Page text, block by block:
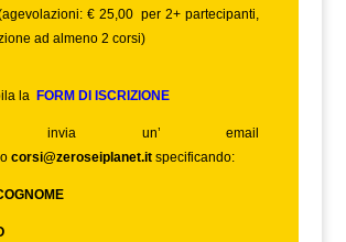
€ 25,00 per 2+ partecipanti,
ad almeno 2 corsi)
la FORM DI ISCRIZIONE
invia un’ email
corsi@zeroseiplanet.itspecificando: